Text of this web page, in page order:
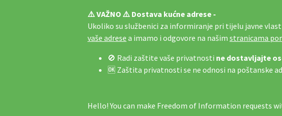
⚠️ VAŽNO ⚠️ Dostava kućne adrese -
Ukoliko su službenici za informiranje pri tijelu javne
vaše adrese a imamo i odgovore na našim stranicama
🚫 Radi zaštite vaše privatnosti ne dostavljajte
🆗 Zaštita privatnosti se ne odnosi na poštanske
Hello! You can make Freedom of Information requests